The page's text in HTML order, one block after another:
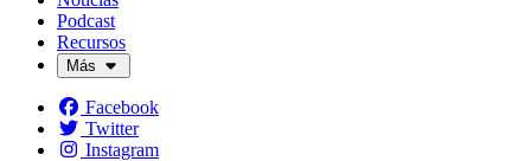
Podcast
Recursos
Más
Facebook
Twitter
Instagram